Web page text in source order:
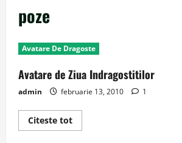
poze
Avatare De Dragoste
Avatare de Ziua Indragostitilor
admin februarie 13, 2010 1
Citeste totRead
more